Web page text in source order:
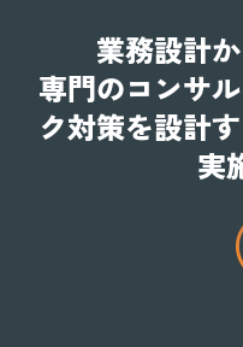
業務設計
専門のコンサ
ク対策を設計
実